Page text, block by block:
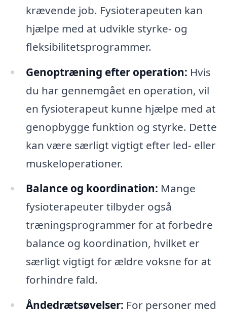
krævende job. Fysioterapeuten kan
hjælpe med at udvikle styrke- og
fleksibilitetsprogrammer.
Genoptræning efter operation: Hvis
du har gennemgået en operation, vil
en fysioterapeut kunne hjælpe med at
genopbygge funktion og styrke. Dette
kan være særligt vigtigt efter led- eller
muskeloperationer.
Balance og koordination: Mange
fysioterapeuter tilbyder også
træningsprogrammer for at forbedre
balance og koordination, hvilket er
særligt vigtigt for ældre voksne for at
forhindre fald.
Åndedrætsøvelser: For personer med